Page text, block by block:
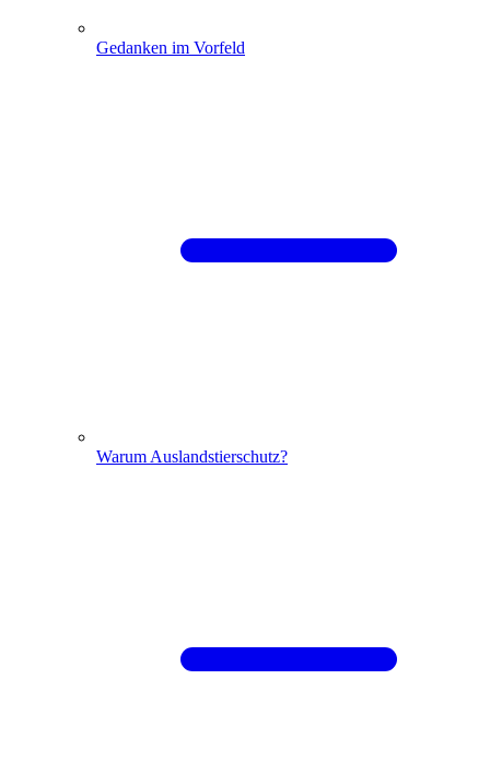
Gedanken im Vorfeld
Warum Auslandstierschutz?